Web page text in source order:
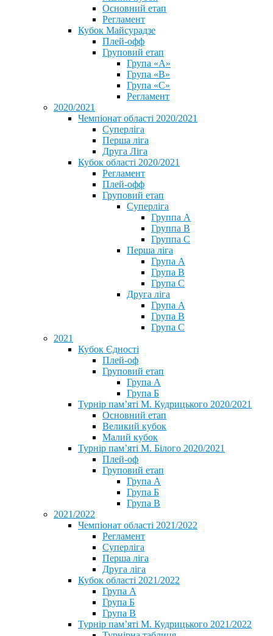
Основний етап
Регламент
Кубок Майсурадзе
Плей-офф
Груповий етап
Група «А»
Група «B»
Група «C»
Регламент
2020/2021
Чемпіонат області 2020/2021
Суперліга
Перша ліга
Друга Ліга
Кубок області 2020/2021
Регламент
Плей-офф
Груповий етап
Суперліга
Группа A
Группа B
Группа C
Перша ліга
Група A
Група B
Група C
Друга ліга
Група A
Група B
Група C
2021
Кубок Єдності
Плей-оф
Груповий етап
Група А
Група Б
Турнір пам’яті М. Кудрицького 2020/2021
Основний етап
Великий кубок
Малий кубок
Турнір пам’яті М. Білого 2020/2021
Плей-оф
Груповий етап
Група А
Група Б
Група В
2021/2022
Чемпіонат області 2021/2022
Регламент
Суперліга
Перша ліга
Друга ліга
Кубок області 2021/2022
Група А
Група Б
Група В
Турнір пам’яті М. Кудрицького 2021/2022